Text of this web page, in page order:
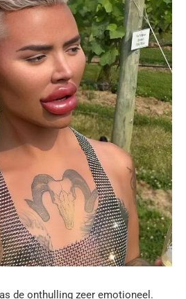
de onthulling zeer emotioneel.